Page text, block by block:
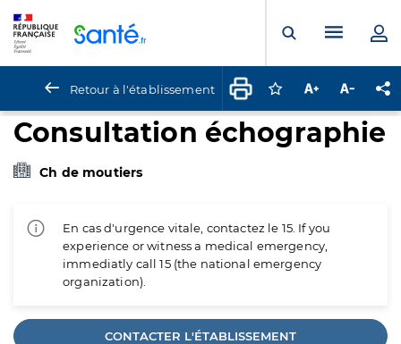
Ouvrir laMenu
Retour à l'établissement Connectez-vous
Augmenter la
Consultation échographie
Ch de moutiers
En cas d'urgence vitale, contactez le 15. If you
experience or witness a medical emergency,
immediatly call 15 (the national emergency
organization).
CONTACTER L'ÉTABLISSEMENT